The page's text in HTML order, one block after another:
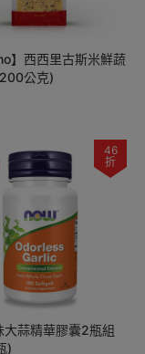
】西西里古斯米鮮蔬
公克)
46
折
大蒜精華膠囊2瓶組
)